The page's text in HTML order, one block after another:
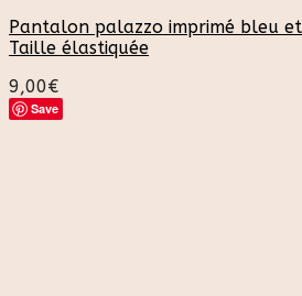
Pantalon palazzo imprimé bleu
Taille élastiquée
9,00€
Save